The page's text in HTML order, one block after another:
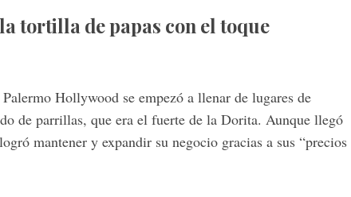
tortilla de papas con el toque
Hollywood se empezó a llenar de lugares de
de parrillas, que era el fuerte de la Dorita. Aunque llegó
mantener y expandir su negocio gracias a sus “precios